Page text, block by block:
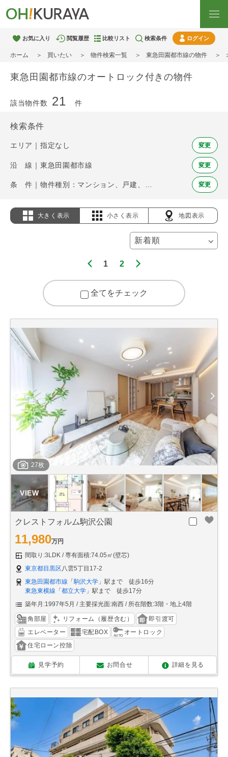
お気に入り 閲覧履歴 比較リスト 検索条件 ログイン
ホーム 買いたい 物件検索一覧 東急田園都市線の物件
東急田園都市線のオートロック付きの物件
該当物件数 21 件
検索条件
エリア｜指定なし 変更
沿 線｜東急田園都市線 変更
変更
大きく表示 小さく表示 地図表示
1 2
全てをチェック
27枚
クレストフォルム駒沢公園
11,980万円
間取り:3LDK
専有面積:74.05㎡(壁芯)
東京都目黒区八雲5丁目17-2
東急田園都市線 「駒沢大学 」駅まで 徒歩16分
東急東横線 「 都立大学 」駅まで 徒歩17分
築年月:1997年5月
主要採光面:南西 所在階数:3階・地上4階
角部屋 リフォーム（履歴含む）
即引渡可
エレベーター
宅配BOX
オートロック
住宅ローン控除
見学予約 お問合せ 詳細を見る